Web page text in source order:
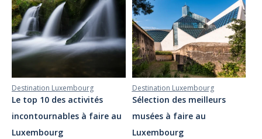
Destination Luxembourg
Le top 10 des activités
incontournables à faire au
Luxembourg
Destination Luxembourg
Sélection des meilleurs
musées à faire au
Luxembourg